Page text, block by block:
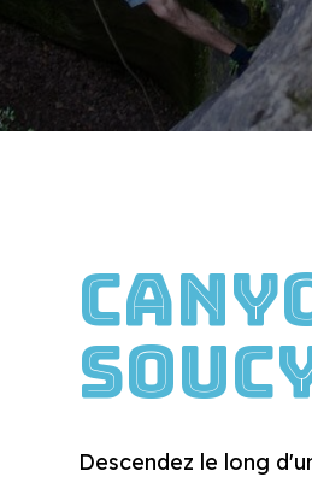
Descendez le long